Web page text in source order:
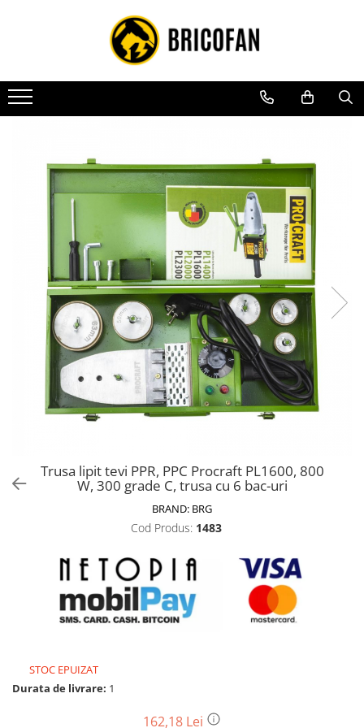
Toate Produsele
Vehicule electrice
Atv
Masini electrice
Motocross
Piese de schimb vehicule electrice
Scutere electrice
Scutere pe benzina
Tricicluri cargo fara permis
Tricicluri persoane
Trotinete electrice
Biciclete, trotinete, triciclete
Biciclete electrice
Motoburghie si accesorii
Drujbe pe benzina
Drujbe cu acumulator
Consumabile drujbe, fierastraie
Unelte electrice busteni
Mori cereale si batoze porumb
Batoze - mori desfacat porumb
Trusa lipit tevi PPR, PPC Procraft PL1600, 800
W, 300 grade C, trusa cu 6 bac-uri
BRAND: BRG
Cod Produs: 1483
STOC EPUIZAT
Durata de livrare: 1
162,18 Lei